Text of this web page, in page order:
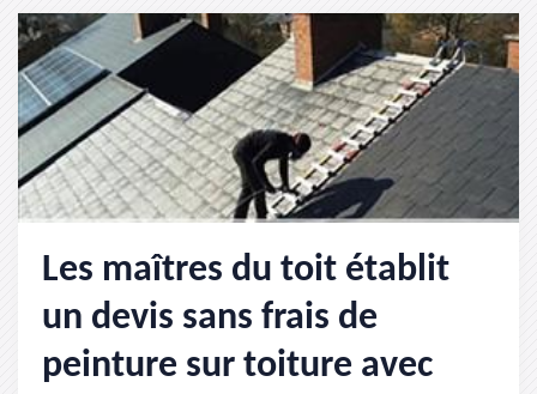
Les maîtres du toit établit
un devis sans frais de
peinture sur toiture avec